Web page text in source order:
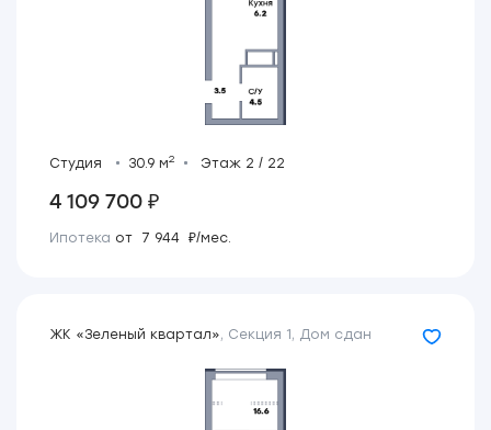
Студия 30.9 м2 Этаж 2 / 22
4 109 700 ₽
Ипотека от 7 944 ₽/мес.
ЖК «Зеленый квартал», Секция 1, Дом сдан